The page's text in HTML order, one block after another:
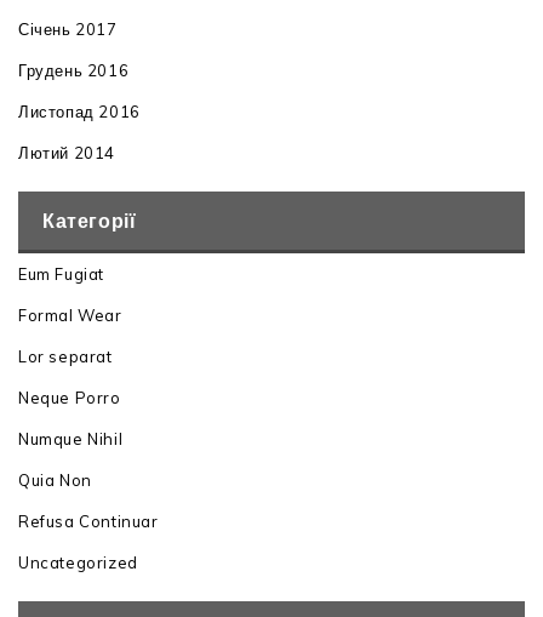
Січень 2017
Грудень 2016
Листопад 2016
Лютий 2014
Категорії
Eum Fugiat
Formal Wear
Lor separat
Neque Porro
Numque Nihil
Quia Non
Refusa Continuar
Uncategorized